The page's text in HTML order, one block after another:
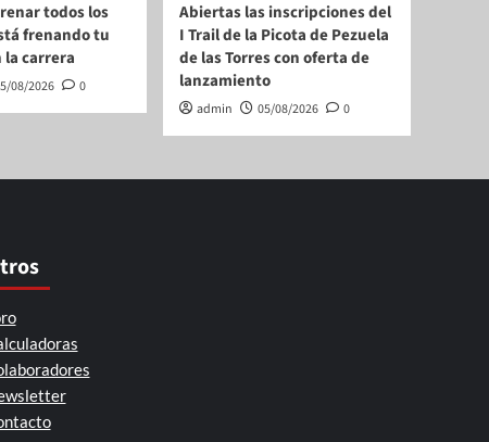
todos los
frenando tu
la carrera
08/2026 0
Abiertas las inscripciones del
I Trail de la Picota de Pezuela
de las Torres con oferta de
lanzamiento
admin 05/08/2026 0